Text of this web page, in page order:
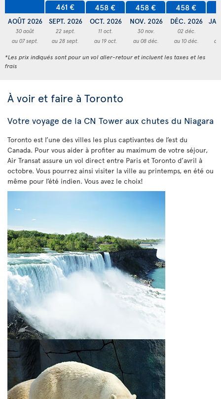
AOÛT 2026
30 août
au 07 sept.
461 €
SEPT. 2026
22 sept.
au 28 sept.
458 €
OCT. 2026
11 oct.
au 19 oct.
458 €
NOV. 2026
30 nov.
au 08 déc.
458 €
DÉC. 2026
02 déc.
au 10 déc.
*Les prix indiqués sont pour un vol aller-retour et incluent les taxes et les
frais
À voir et faire à Toronto
Votre voyage de la CN Tower aux chutes du Niagara
Toronto est l’une des villes les plus captivantes de l’est du
Canada. Pour vous aider à profiter au maximum de votre séjour,
Air Transat assure un vol direct entre Paris et Toronto d’avril à
octobre. Vous pourrez ainsi visiter la ville au printemps, en été ou
même pour l’été indien. Vous avez le choix!